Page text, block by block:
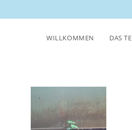
WILLKOMMEN DAS